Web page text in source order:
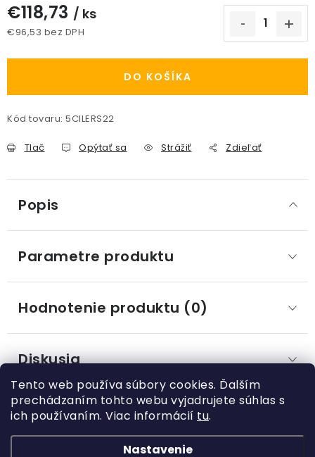
Tento web používa súbory cookies. Ďalším
prechádzaním tohto webu vyjadrujete súhlas s
ich používaním. Viac informácií tu.
Nastavenie
Podmienky ochrany osobných údajov
Spôsoby platby
Kontakt / Právne údaje
€118,73 / ks
€96,53 bez DPH
DO KOŠÍKA
Kód tovaru: 5CILERS22
Tlač Opýtať sa Strážiť Zdieľať
Popis
Parametre produktu
Hodnotenie produktu (0)
Diskusia
á